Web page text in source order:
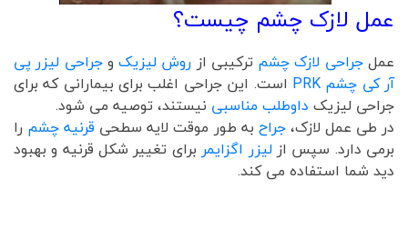
عمل لازک چشم چیست؟
عملجراحی لازک چشمترکیبی از روش‌ لیزیکوجراحی لیزر پی
آر کی چشم PRK
است. این جراحی اغلب برای بیمارانی که برای
جراحی لیزیک داوطلب مناسبی نیستند، توصیه می شود.
در طی عمل لازک،جراح به طور موقت لایه سطحی قرنیه چشم را
برمی دارد. سپس ازلیزر اگزایمربرای تغییر شکل قرنیه و بهبود
دید شما استفاده می کند.